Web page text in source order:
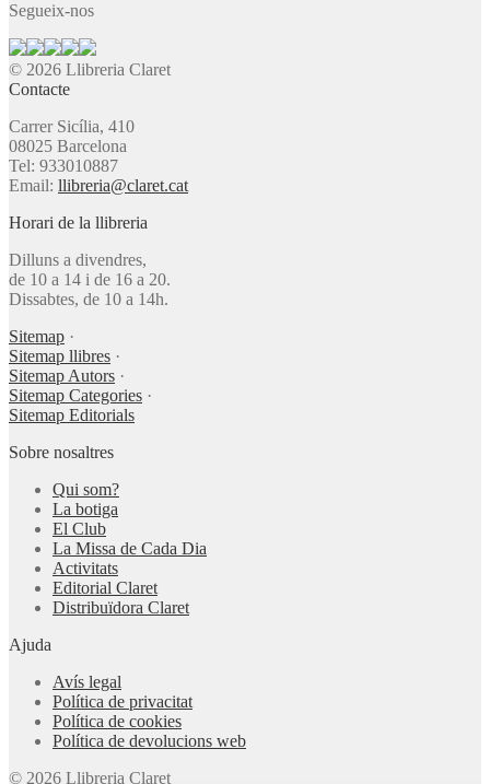
Segueix-nos
© 2026 Llibreria Claret
Contacte
Carrer Sicília, 410
08025 Barcelona
Tel: 933010887
Email: llibreria@claret.cat
Horari de la llibreria
Dilluns a divendres,
de 10 a 14 i de 16 a 20.
Dissabtes, de 10 a 14h.
Sitemap ·
Sitemap llibres ·
Sitemap Autors ·
Sitemap Categories ·
Sitemap Editorials
Sobre nosaltres
Qui som?
La botiga
El Club
La Missa de Cada Dia
Activitats
Editorial Claret
Distribuïdora Claret
Ajuda
Avís legal
Política de privacitat
Política de cookies
Política de devolucions web
© 2026 Llibreria Claret